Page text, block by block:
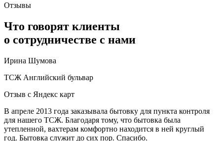
Отзывы
Что говорят клиенты
о сотрудничестве с нами
Ирина Шумова
ТСЖ Английский бульвар
Отзыв с Яндекс карт
В апреле 2013 года заказывала бытовку для пункта контроля
для нашего ТСЖ. Благодаря тому, что бытовка была
утепленной, вахтерам комфортно находится в ней круглый
год. Бытовка служит до сих пор. Спасибо.